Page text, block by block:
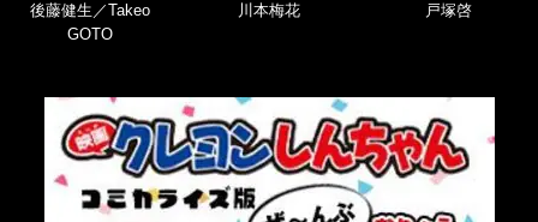
後藤健生／Takeo
GOTO
川本梅花 戸塚啓